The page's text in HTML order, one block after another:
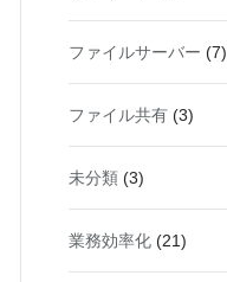
ファイルサーバー (7)
ファイル共有 (3)
未分類 (3)
業務効率化 (21)